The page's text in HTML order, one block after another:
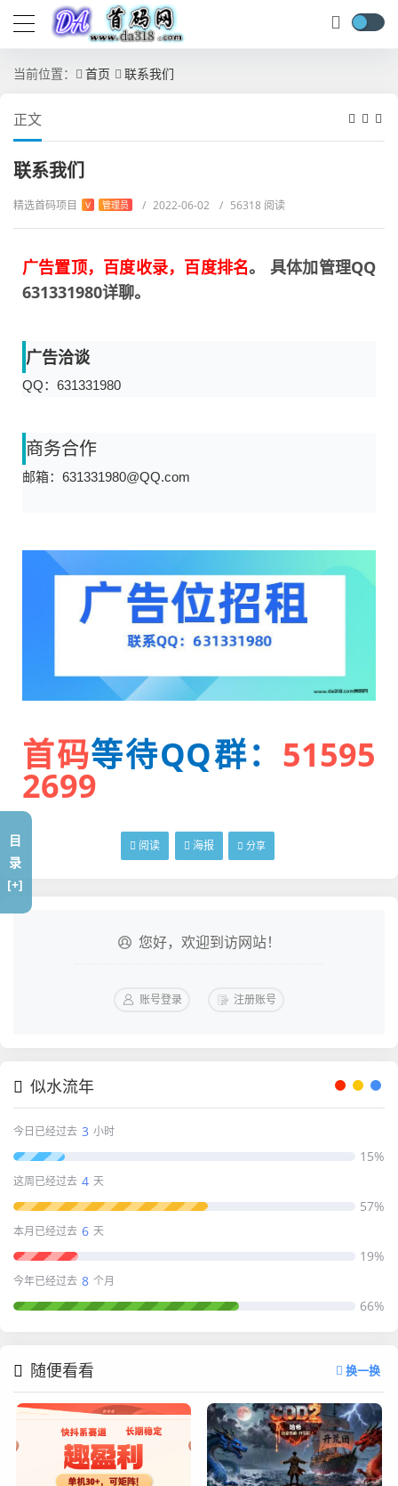
当前位置： 首页 联系我们
正文
联系我们
精选首码项目 V 管理员 / 2022-06-02 / 56318 阅读
广告置顶，百度收录，百度排名。 具体加管理QQ
631331980详聊。
广告洽谈
QQ：631331980
商务合作
邮箱：631331980@QQ.com
首码等待QQ群： 51595
2699
阅读 海报 分享
您好，欢迎到访网站！
账号登录 注册账号
似水流年
今日已经过去 3 小时
15%
这周已经过去 4 天
57%
本月已经过去 6 天
19%
今年已经过去 8 个月
66%
随便看看 换一换
目
录
[+]